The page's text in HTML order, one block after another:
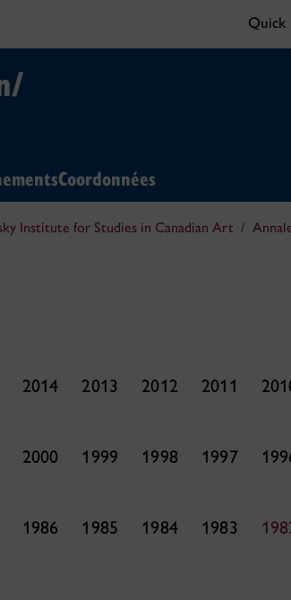
Quick
Coordonnées
Institute for Studies in Canadian Art
2014 2013 2012 2011
2000 1999 1998 1997
1986 1985 1984 1983